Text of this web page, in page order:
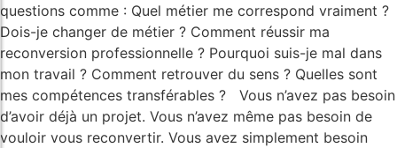
questions comme : Quel métier me correspond vraiment ?
Dois-je changer de métier ? Comment réussir ma
reconversion professionnelle ? Pourquoi suis-je mal dans
mon travail ? Comment retrouver du sens ? Quelles sont
mes compétences transférables ? Vous n’avez pas besoin
d’avoir déjà un projet. Vous n’avez même pas besoin de
vouloir vous reconvertir. Vous avez simplement besoin